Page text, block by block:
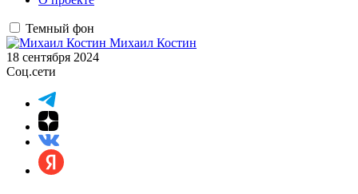
Темный фон
Михаил Костин
18 сентября 2024
Соц.сети